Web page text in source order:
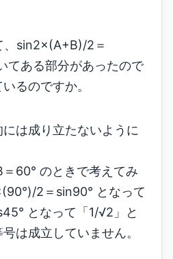
、sin2×(A+B)/2＝
てある部分があったので
るのですか。
は成り立たないように
60° のときで考えてみ
2＝sin90° となって
となって「1/√2」と
は成立していません。